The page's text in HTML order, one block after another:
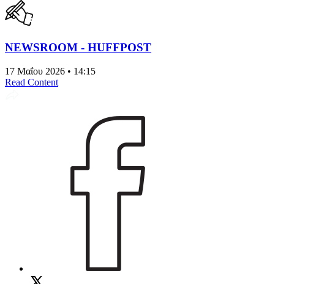
NEWSROOM - HUFFPOST
17 Μαΐου 2026 • 14:15
Read Content